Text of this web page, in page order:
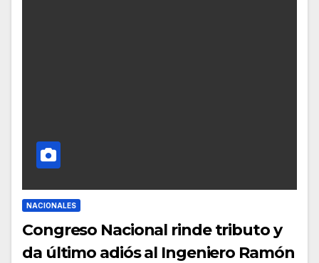
NACIONALES
Congreso Nacional rinde tributo y
da último adiós al Ingeniero Ramón